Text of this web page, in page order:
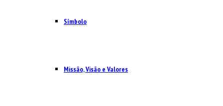
Símbolo
Missão, Visão e Valores